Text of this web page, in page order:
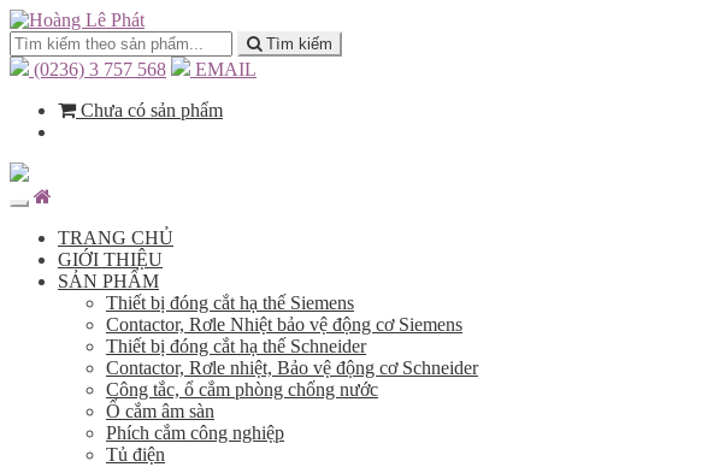
Tìm kiếm
(0236) 3 757 568
EMAIL
Chưa có sản phẩm
TRANG CHỦ
GIỚI THIỆU
SẢN PHẨM
Thiết bị đóng cắt hạ thế Siemens
Contactor, Rơle Nhiệt bảo vệ động cơ Siemens
Thiết bị đóng cắt hạ thế Schneider
Contactor, Rơle nhiệt, Bảo vệ động cơ Schneider
Công tắc, ổ cắm phòng chống nước
Ổ cắm âm sàn
Phích cắm công nghiệp
Tủ điện